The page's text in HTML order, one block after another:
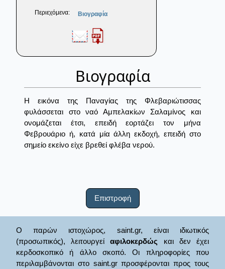
Περιεχόμενα: Βιογραφία
Βιογραφία
Η εικόνα της Παναγίας της Φλεβαριώτισσας
φυλάσσεται στο ναό Αμπελακίων Σαλαμίνος και
ονομάζεται έτσι, επειδή εορτάζει τον μήνα
Φεβρουάριο ή, κατά μία άλλη εκδοχή, επειδή στο
σημείο εκείνο είχε βρεθεί φλέβα νερού.
Επιστροφή
Ο παρών ιστοχώρος, saint.gr, είναι ιδιωτικός
(προσωπικός), λειτουργείαφιλοκερδώς και δεν έχει
κερδοσκοπικό ή άλλο σκοπό. Οι πληροφορίες που
περιλαμβάνονται στο saint.gr προσφέρονται προς τους